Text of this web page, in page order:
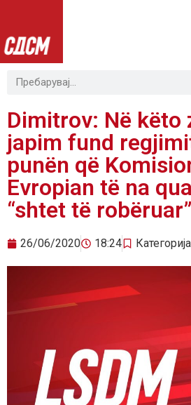
Dimitrov: Në këto
japim fund
punën që
Evropian të na
“shtet të robëruar”
26/06/2020 18:24